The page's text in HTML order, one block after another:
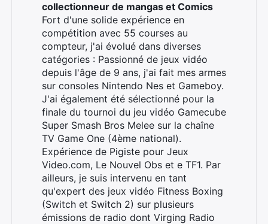
collectionneur de mangas et Comics
Fort d'une solide expérience en
compétition avec 55 courses au
compteur, j'ai évolué dans diverses
catégories : Passionné de jeux vidéo
depuis l'âge de 9 ans, j'ai fait mes armes
sur consoles Nintendo Nes et Gameboy.
J'ai également été sélectionné pour la
finale du tournoi du jeu vidéo Gamecube
Super Smash Bros Melee sur la chaîne
TV Game One (4ème national).
Expérience de Pigiste pour Jeux
Video.com, Le Nouvel Obs et e TF1. Par
ailleurs, je suis intervenu en tant
qu'expert des jeux vidéo Fitness Boxing
(Switch et Switch 2) sur plusieurs
émissions de radio dont Virging Radio